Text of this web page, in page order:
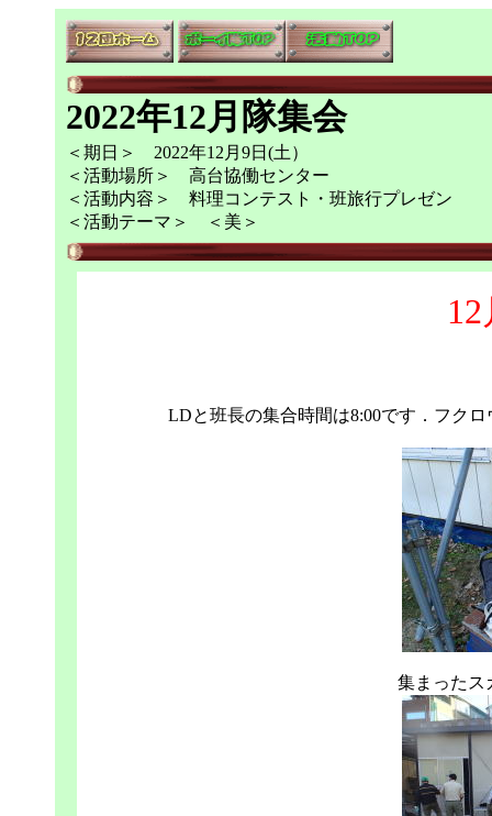
2022年12月隊集会
＜期日＞ 2022年12月9日(土）
＜活動場所＞ 高台協働センター
＜活動内容＞ 料理コンテスト・班旅行プレゼン
＜活動テーマ＞ ＜美＞
LDと班長の集合時間は8:00です．フク
集まったス